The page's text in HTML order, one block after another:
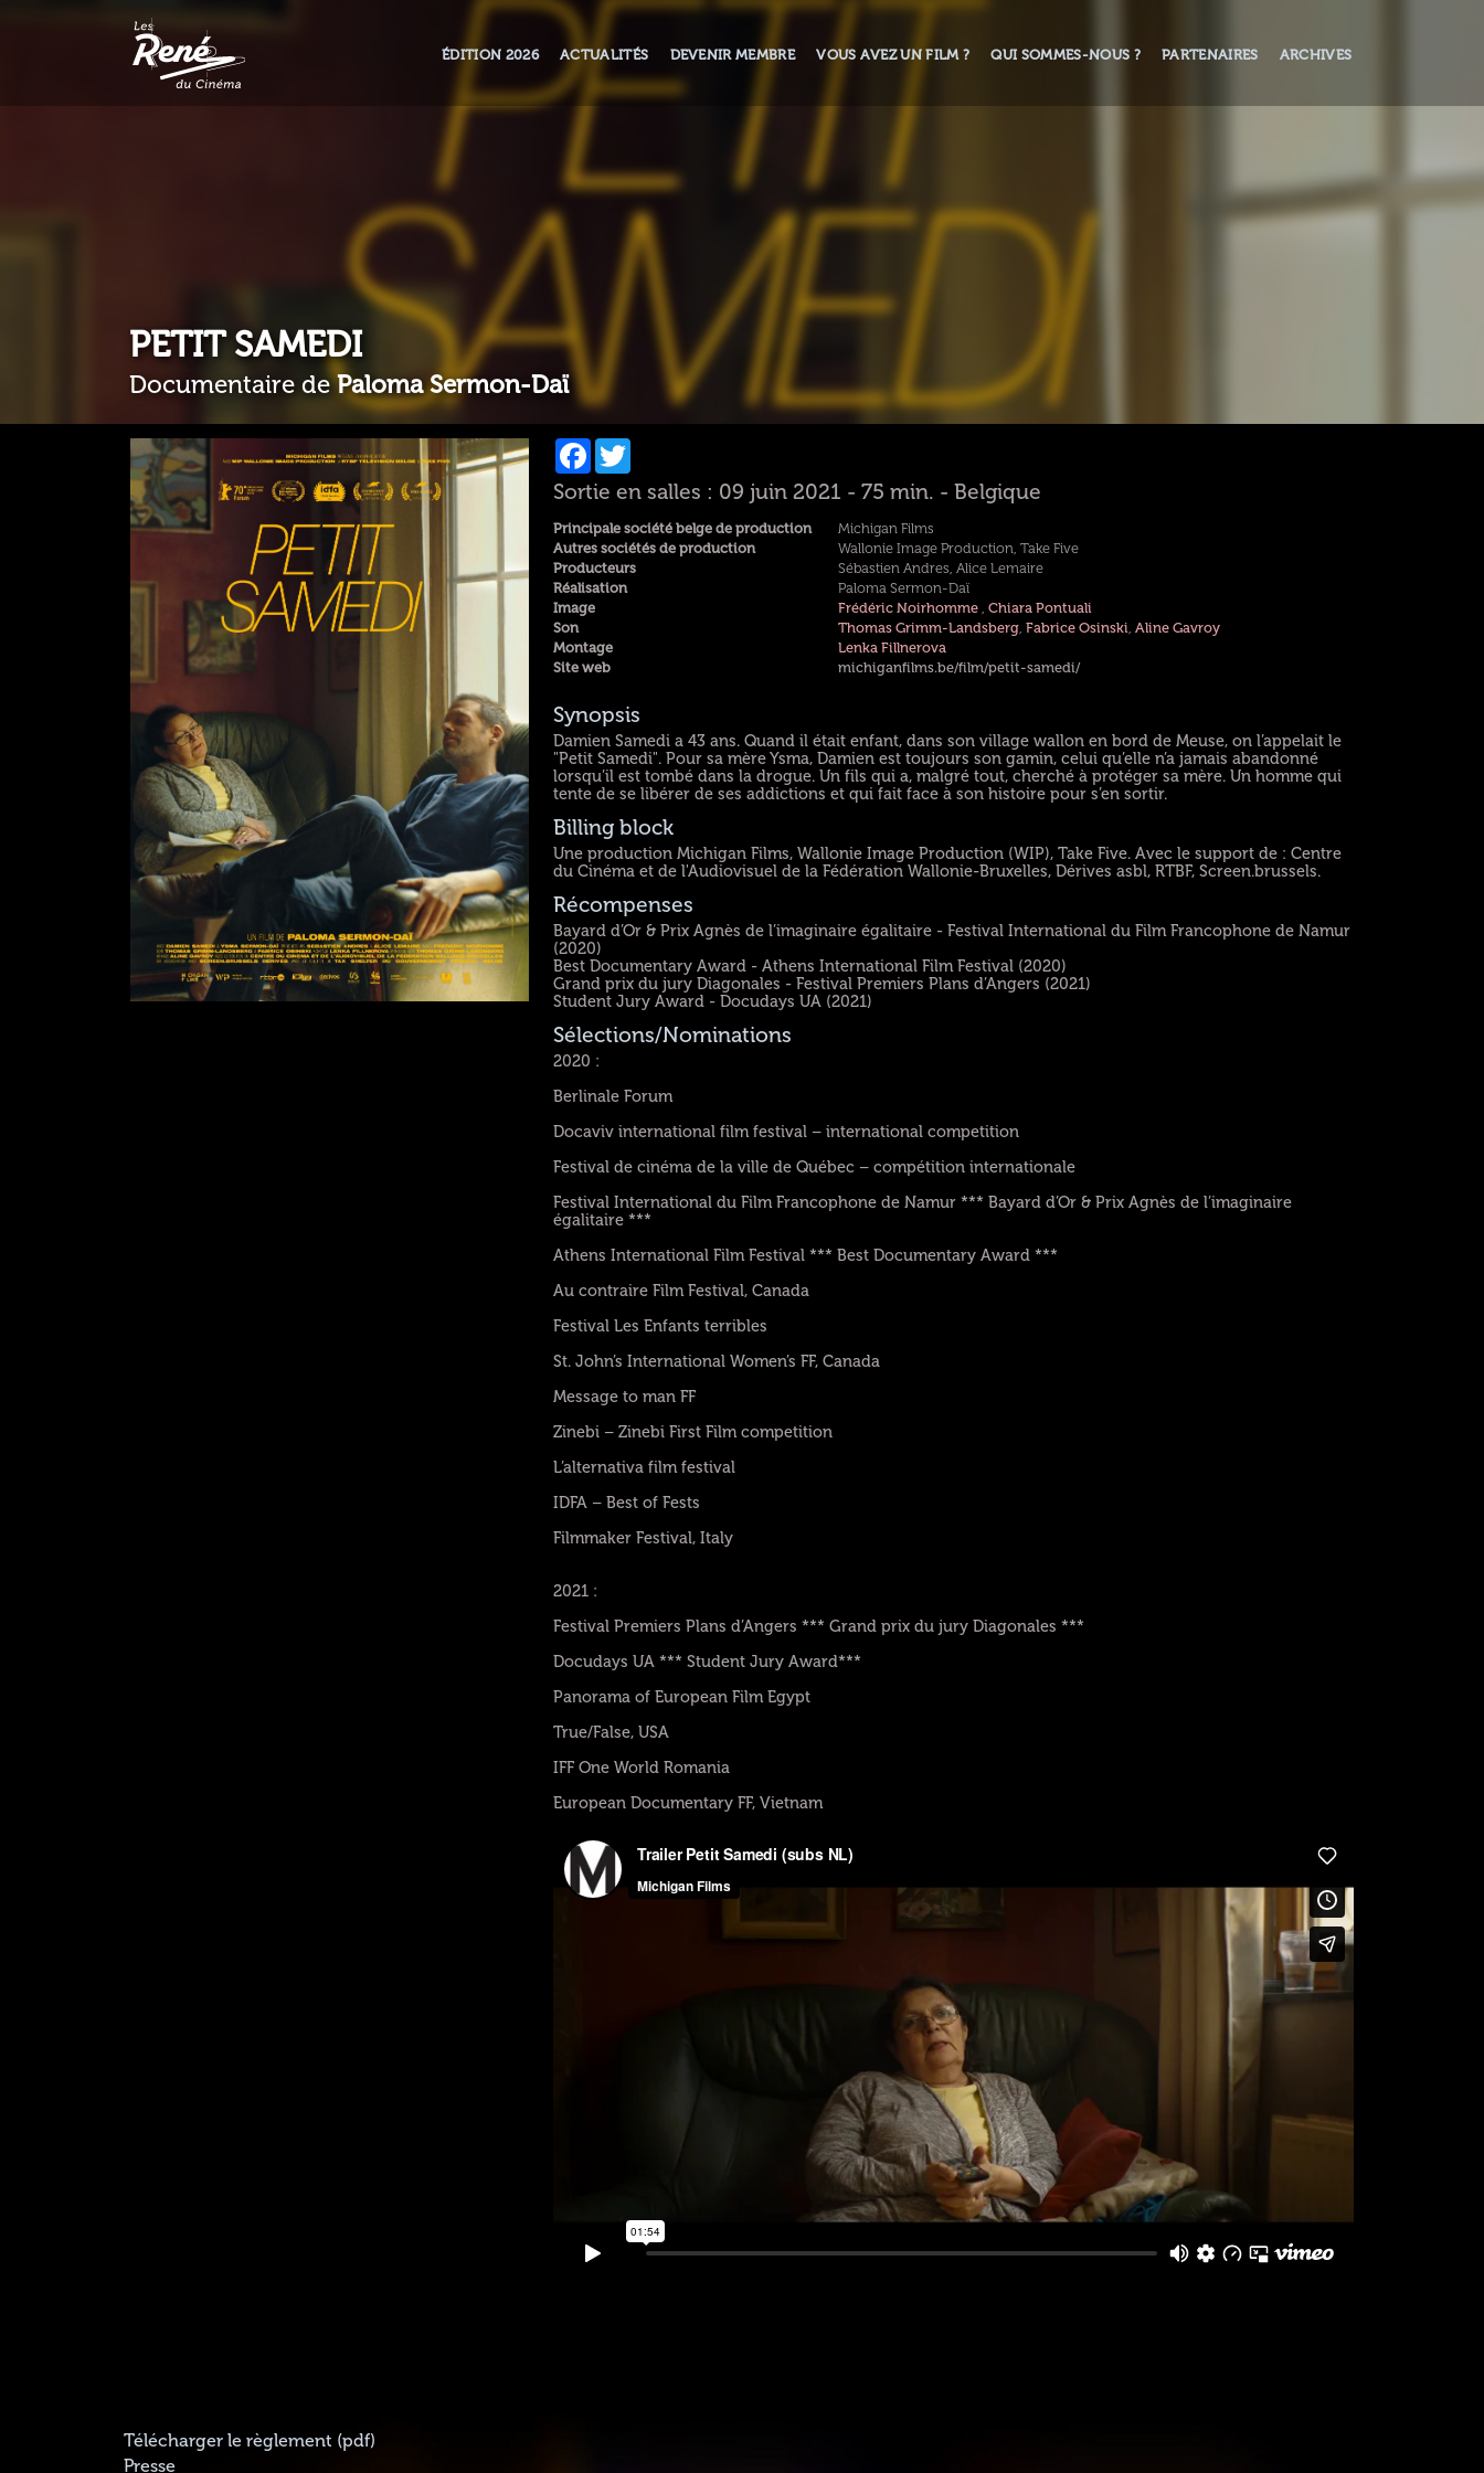
ÉDITION 2026 ACTUALITÉS DEVENIR MEMBRE VOUS AVEZ UN FILM ? QUI SOMMES-NOUS ? PARTENAIRES ARCHIVES
PETIT SAMEDI
Documentaire dePaloma Sermon-Daï
Facebook
Sortie en salles : 09 juin 2021 - 75 min. - Belgique
Principale société belge de production
Michigan Films
Autres sociétés de production
Wallonie Image Production, Take Five
Producteurs
Sébastien Andres, Alice Lemaire
Réalisation
Paloma Sermon-Daï
Image
Frédéric Noirhomme
Chiara Pontuali
Son
Thomas Grimm-Landsberg, Fabrice Osinski Aline Gavroy
Montage
Lenka Fillnerova
Site web
michiganfilms.be/film/petit-samedi/
Synopsis
Damien Samedi a 43 ans. Quand il était enfant, dans son village wallon en bord de Meuse, on l’appelait le
"Petit Samedi". Pour sa mère Ysma, Damien est toujours son gamin, celui qu’elle n’a jamais abandonné
lorsqu’il est tombé dans la drogue. Un fils qui a, malgré tout, cherché à protéger sa mère. Un homme qui
tente de se libérer de ses addictions et qui fait face à son histoire pour s’en sortir.
Billing block
Une production Michigan Films, Wallonie Image Production (WIP), Take Five. Avec le support de : Centre
du Cinéma et de l'Audiovisuel de la Fédération Wallonie-Bruxelles, Dérives asbl, RTBF, Screen.brussels.
Récompenses
Bayard d’Or & Prix Agnès de l’imaginaire égalitaire - Festival International du Film Francophone de Namur
(2020)
Best Documentary Award - Athens International Film Festival (2020)
Grand prix du jury Diagonales - Festival Premiers Plans d’Angers (2021)
Student Jury Award - Docudays UA (2021)
Sélections/Nominations
2020 :
Berlinale Forum
Docaviv international film festival – international competition
Festival de cinéma de la ville de Québec – compétition internationale
Festival International du Film Francophone de Namur *** Bayard d’Or & Prix Agnès de l’imaginaire
égalitaire ***
Athens International Film Festival *** Best Documentary Award ***
Au contraire Film Festival, Canada
Festival Les Enfants terribles
St. John’s International Women’s FF, Canada
Message to man FF
Zinebi – Zinebi First Film competition
L’alternativa film festival
IDFA – Best of Fests
Filmmaker Festival, Italy
2021 :
Festival Premiers Plans d’Angers *** Grand prix du jury Diagonales ***
Docudays UA *** Student Jury Award***
Panorama of European Film Egypt
True/False, USA
IFF One World Romania
European Documentary FF, Vietnam
Télécharger le règlement (pdf)
Presse